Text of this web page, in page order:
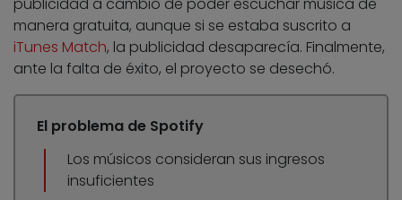
publicidad a cambio de poder escuchar música de
manera gratuita, aunque si se estaba suscrito a
iTunes Match, la publicidad desaparecía. Finalmente,
ante la falta de éxito, el proyecto se desechó.
El problema de Spotify
Los músicos consideran sus ingresos
insuficientes